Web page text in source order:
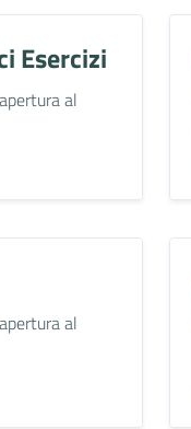
Esercizi
al
al